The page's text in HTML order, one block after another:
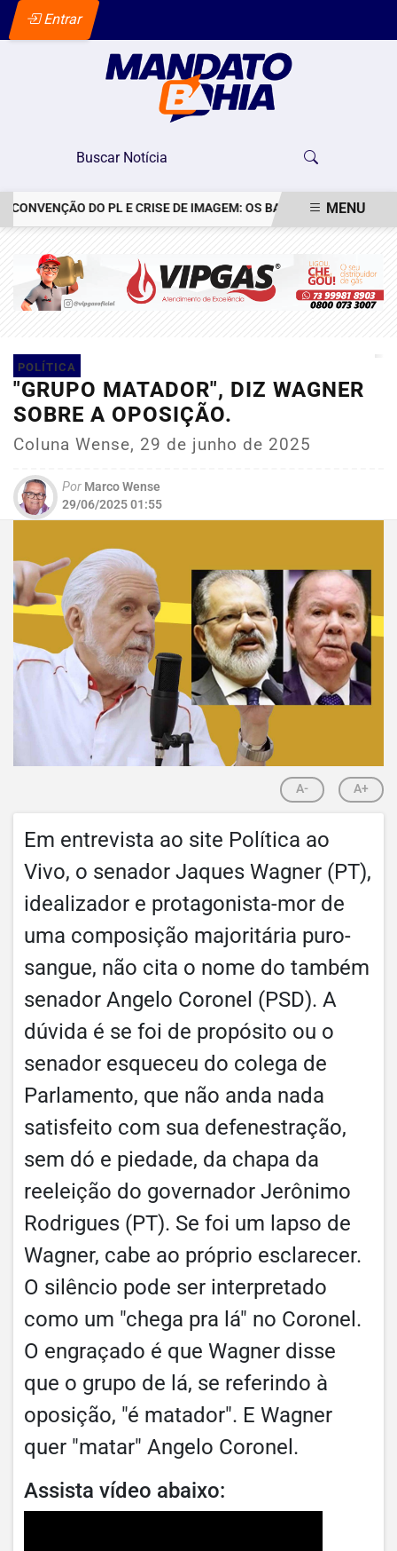
Entrar
DO PL E CRISE DE IMAGEM: OS BASTIDORES DO PEDIDO DE
MENU
POLÍTICA
"GRUPO MATADOR", DIZ WAGNER
SOBRE A OPOSIÇÃO.
Coluna Wense, 29 de junho de 2025
Por Marco Wense
29/06/2025 01:55
A- A+
Em entrevista ao site Política ao
Vivo, o senador Jaques Wagner (PT),
idealizador e protagonista-mor de
uma composição majoritária puro-
sangue, não cita o nome do também
senador Angelo Coronel (PSD). A
dúvida é se foi de propósito ou o
senador esqueceu do colega de
Parlamento, que não anda nada
satisfeito com sua defenestração,
sem dó e piedade, da chapa da
reeleição do governador Jerônimo
Rodrigues (PT). Se foi um lapso de
Wagner, cabe ao próprio esclarecer.
O silêncio pode ser interpretado
como um "chega pra lá" no Coronel.
O engraçado é que Wagner disse
que o grupo de lá, se referindo à
oposição, "é matador". E Wagner
quer "matar" Angelo Coronel.
Assista vídeo abaixo: